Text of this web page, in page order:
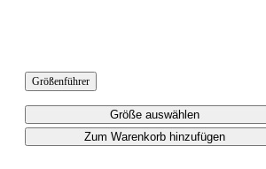
Größenführer
Größe auswählen
Zum Warenkorb hinzufügen